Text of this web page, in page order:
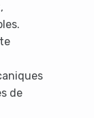
de